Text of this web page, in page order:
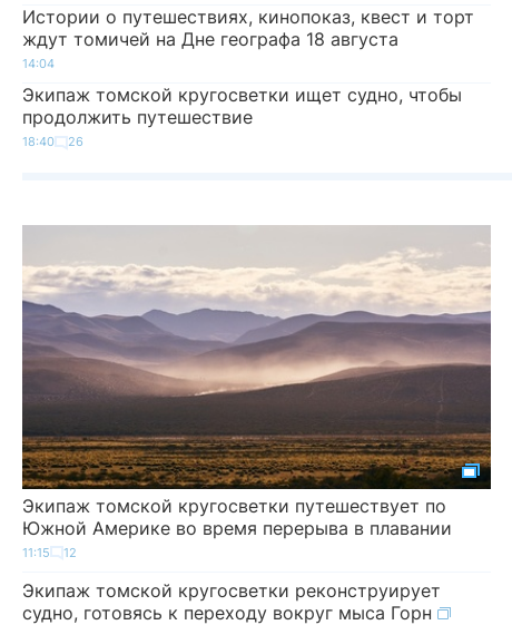
Истории о путешествиях, кинопоказ, квест и торт
ждут томичей на Дне географа 18 августа
14:04
Экипаж томской кругосветки ищет судно, чтобы
продолжить путешествие
18:40 26
Экипаж томской кругосветки путешествует по
Южной Америке во время перерыва в плавании
11:15 12
Экипаж томской кругосветки реконструирует
судно, готовясь к переходу вокруг мыса Горн